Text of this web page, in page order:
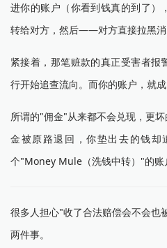
进你的账户（你看到钱真的到了）
转给对方，然后——对方直接拉黑消
紧接着，那笔赃款的真正受害者报
行开始追查流向。而你的账户，就成
所谓的"佣金"从来都不会兑现，更
金被原路退回，你垫出去的钱
个"Money Mule（洗钱中转）"的账
很多人担心"收了合法赔偿会不会
两件事。